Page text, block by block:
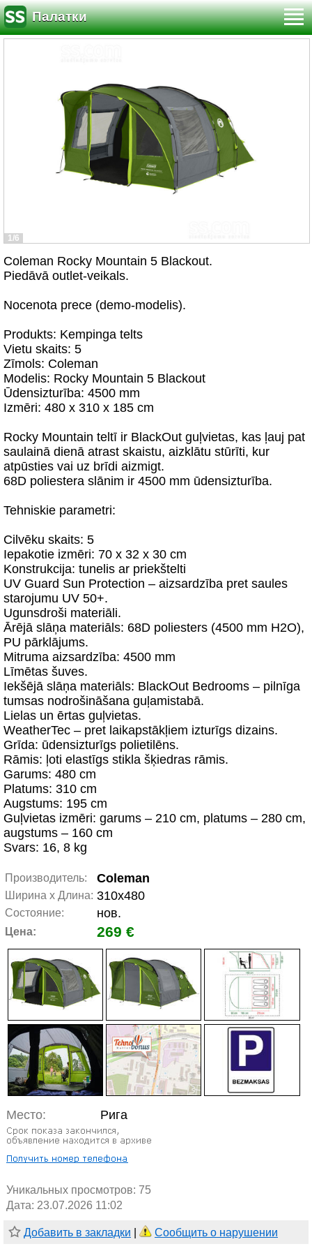
Палатки
1/6
Coleman Rocky Mountain 5 Blackout.
Piedāvā outlet-veikals.
Nocenota prece (demo-modelis).
Produkts: Kempinga telts
Vietu skaits: 5
Zīmols: Coleman
Modelis: Rocky Mountain 5 Blackout
Ūdensizturība: 4500 mm
Izmēri: 480 x 310 x 185 cm
Rocky Mountain teltī ir BlackOut guļvietas, kas ļauj pat
saulainā dienā atrast skaistu, aizklātu stūrīti, kur
atpūsties vai uz brīdi aizmigt.
68D poliestera slānim ir 4500 mm ūdensizturība.
Tehniskie parametri:
Cilvēku skaits: 5
Iepakotie izmēri: 70 x 32 x 30 cm
Konstrukcija: tunelis ar priekštelti
UV Guard Sun Protection – aizsardzība pret saules
starojumu UV 50+.
Ugunsdroši materiāli.
Ārējā slāņa materiāls: 68D poliesters (4500 mm H2O),
PU pārklājums.
Mitruma aizsardzība: 4500 mm
Līmētas šuves.
Iekšējā slāņa materiāls: BlackOut Bedrooms – pilnīga
tumsas nodrošināšana guļamistabā.
Lielas un ērtas guļvietas.
WeatherTec – pret laikapstākļiem izturīgs dizains.
Grīda: ūdensizturīgs polietilēns.
Rāmis: ļoti elastīgs stikla šķiedras rāmis.
Garums: 480 cm
Platums: 310 cm
Augstums: 195 cm
Guļvietas izmēri: garums – 210 cm, platums – 280 cm,
augstums – 160 cm
Svars: 16, 8 kg
Производитель: Coleman
Ширина x Длина: 310x480
Состояние: нов.
Цена: 269 €
Место: Рига
Уникальных просмотров: 75
Дата: 23.07.2026 11:02
Добавить в закладки Сообщить о нарушении